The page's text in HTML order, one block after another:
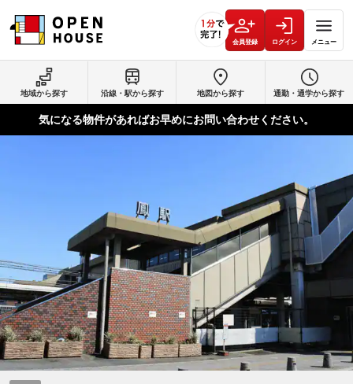
会員登録 ログイン メニュー
地域から探す 沿線・駅から探す 地図から探す 通勤・通学から探す
気になる物件があればお早めにお問い合わせください。